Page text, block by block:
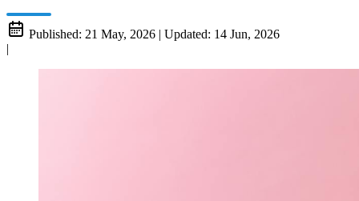
Published: 21 May, 2026 | Updated: 14 Jun, 2026
|